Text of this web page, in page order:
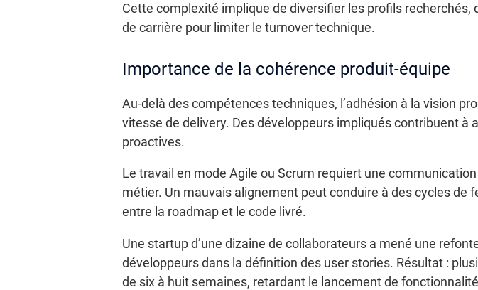
Cette complexité implique de diversifier les profils
de carrière pour limiter le turnover technique.
Importance de la cohérence produit-équipe
Au-delà des compétences techniques, l’adhésion à la vision
vitesse de delivery. Des développeurs impliqués contribuent
proactives.
Le travail en mode Agile ou Scrum requiert une
métier. Un mauvais alignement peut conduire à des cycles
entre la roadmap et le code livré.
Une startup d’une dizaine de collaborateurs a mené une
développeurs dans la définition des user stories. Résultat :
de six à huit semaines, retardant le lancement de